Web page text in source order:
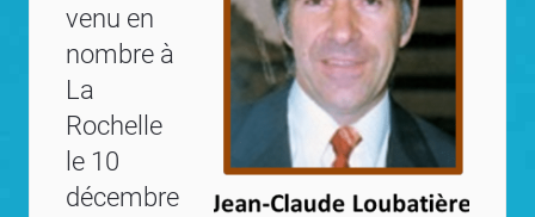
venu en
nombre à
La
Rochelle
le 10
décembre